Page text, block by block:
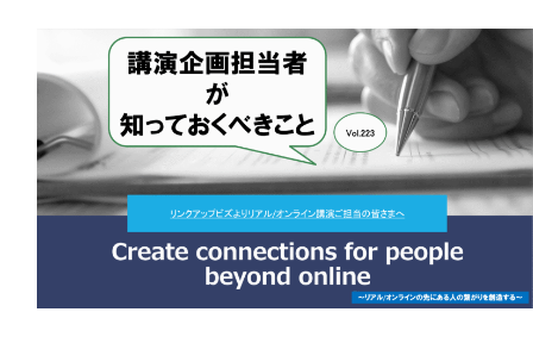
髄】
104